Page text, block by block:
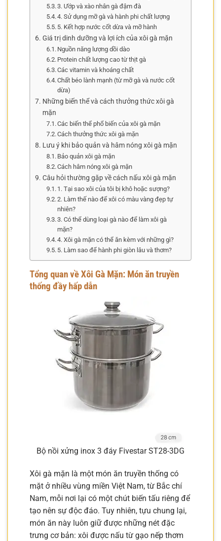
3. Ướp và xào nhân gà đậm đà
4. Sử dụng mỡ gà và hành phi chất lượng
5. Kết hợp nước cốt dừa và mỡ hành
Giá trị dinh dưỡng và lợi ích của xôi gà mặn
Nguồn năng lượng dồi dào
Protein chất lượng cao từ thịt gà
Các vitamin và khoáng chất
Chất béo lành mạnh (từ mỡ gà và nước cốt
dừa)
Những biến thể và cách thưởng thức xôi gà
mặn
Các biến thể phổ biến của xôi gà mặn
Cách thưởng thức xôi gà mặn
Lưu ý khi bảo quản và hâm nóng xôi gà mặn
Bảo quản xôi gà mặn
Cách hâm nóng xôi gà mặn
Câu hỏi thường gặp về cách nấu xôi gà mặn
1. Tại sao xôi của tôi bị khô hoặc sượng?
2. Làm thế nào để xôi có màu vàng đẹp tự
nhiên?
3. Có thể dùng loại gà nào để làm xôi gà
mặn?
4. Xôi gà mặn có thể ăn kèm với những gì?
5. Làm sao để hành phi giòn lâu và thơm?
Tổng quan về Xôi Gà Mặn: Món ăn truyền
thống đầy hấp dẫn
Bộ nồi xửng inox 3 đáy Fivestar ST28-3DG
Xôi gà mặn là một món ăn truyền thống có
mặt ở nhiều vùng miền Việt Nam, từ Bắc chí
Nam, mỗi nơi lại có một chút biến tấu riêng để
tạo nên sự độc đáo. Tuy nhiên, tựu chung lại,
món ăn này luôn giữ được những nét đặc
trưng cơ bản: xôi được nấu từ gạo nếp thơm